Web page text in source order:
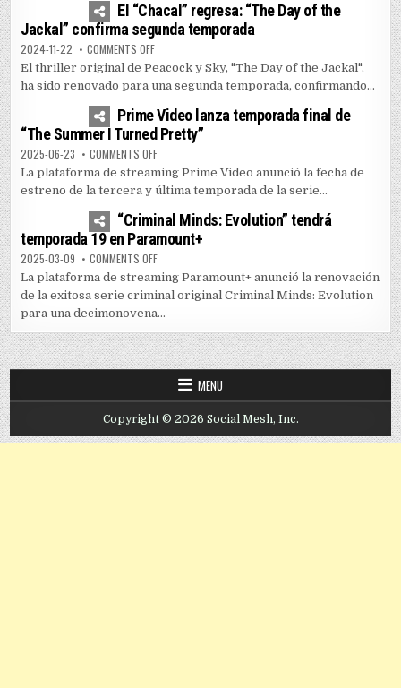
El “Chacal” regresa: “The Day of the
Jackal” confirma segunda temporada
2024-11-22 COMMENTS OFFON EL “CHACAL” REGRESA: “THE DAY OF THE JACKAL”
El thriller original de Peacock y Sky, "The Day of the Jackal",
ha sido renovado para una segunda temporada, confirmando...
1 5165
Prime Video lanza temporada final de
“The Summer I Turned Pretty”
2025-06-23 COMMENTS OFFON PRIME VIDEO LANZA TEMPORADA FINAL DE “THE
La plataforma de streaming Prime Video anunció la fecha de
estreno de la tercera y última temporada de la serie...
0 3599
“Criminal Minds: Evolution” tendrá
temporada 19 en Paramount+
2025-03-09 COMMENTS OFFON “CRIMINAL MINDS: EVOLUTION” TENDRÁ
La plataforma de streaming Paramount+ anunció la renovación
de la exitosa serie criminal original Criminal Minds: Evolution
para una decimonovena...
MENU
Copyright © 2026 Social Mesh, Inc.